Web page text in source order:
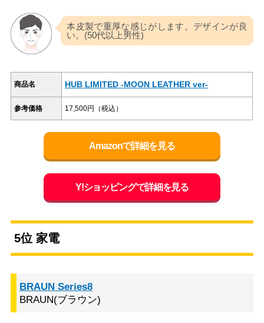
本皮製で重厚な感じがします。デザインが良
い。(50代以上男性)
商品名 HUB LIMITED -MOON LEATHER ver-
参考価格 17,500円（税込）
Amazonで詳細を見る
Y!ショッピングで詳細を見る
5位 家電
BRAUN Series8
BRAUN(ブラウン)